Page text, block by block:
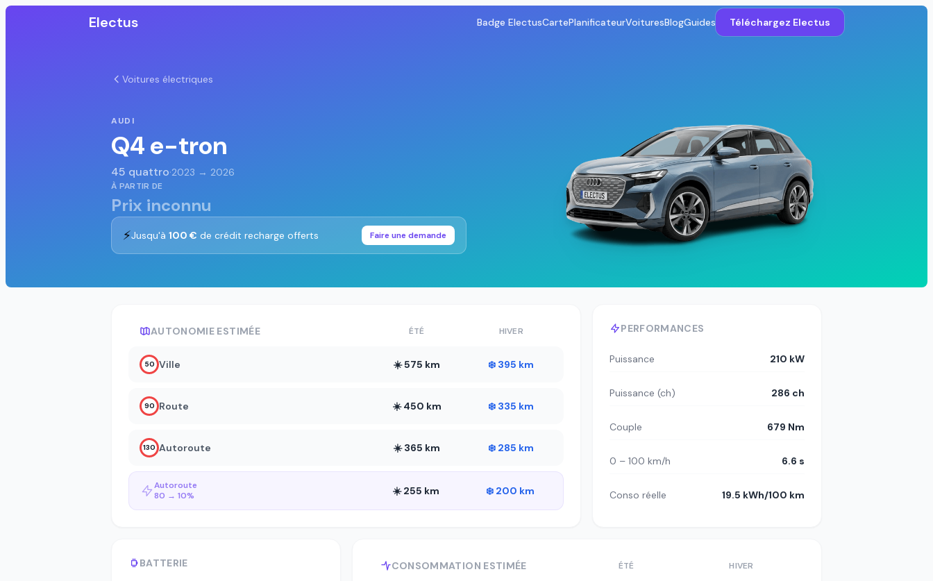
Electus Badge ElectusCartePlanificateurVoituresBlogGuides Téléchargez Electus
Voitures électriques
AUDI
Q4 e-tron
45 quattro·2023 → 2026
À PARTIR DE
Prix inconnu
⚡Jusqu'à 100 € de crédit recharge offerts Faire une demande
AUTONOMIE ESTIMÉE ÉTÉ HIVER
50 Ville ☀️ 575 km ❄️ 395 km
90 Route ☀️ 450 km ❄️ 335 km
130 Autoroute ☀️ 365 km ❄️ 285 km
Autoroute
80 → 10%
☀️ 255 km ❄️ 200 km
PERFORMANCES
Puissance 210 kW
Puissance (ch) 286 ch
Couple 679 Nm
0 – 100 km/h 6.6 s
Conso réelle 19.5 kWh/100 km
BATTERIE CONSOMMATION ESTIMÉE ÉTÉ HIVER